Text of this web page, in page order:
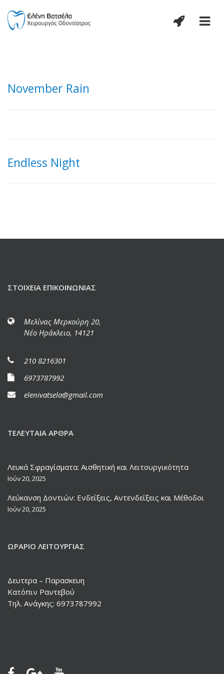
November Rain
Endless Night
ΣΤΟΙΧΕΊΑ ΕΠΙΚΟΙΝΩΝΊΑΣ
Μελίνας Μερκούρη 20,
Νέο Ηράκλειο, 14121
210 8216301
6973787992
elenivatsela@gmail.com
ΤΕΛΕΥΤΑΊΑ ΆΡΘΡΑ
Λευκά Σφραγίσματα: Αισθητική και Λειτουργικότητα
Ιούν 20, 2025
Λεύκανση Δοντιών: Ενδείξεις, Αντενδείξεις και Μέθοδοι
Ιούν 20, 2025
ΩΡΆΡΙΟ ΛΕΙΤΟΥΡΓΊΑΣ
Δευτερα – Παρασκευη
Κατόπιν Ραντεβού
Τηλ. Ανάγκης: 6973787992